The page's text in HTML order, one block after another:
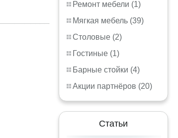
Ремонт мебели (1)
Мягкая мебель (39)
Столовые (2)
Гостиные (1)
Барные стойки (4)
Акции партнёров (20)
Статьи